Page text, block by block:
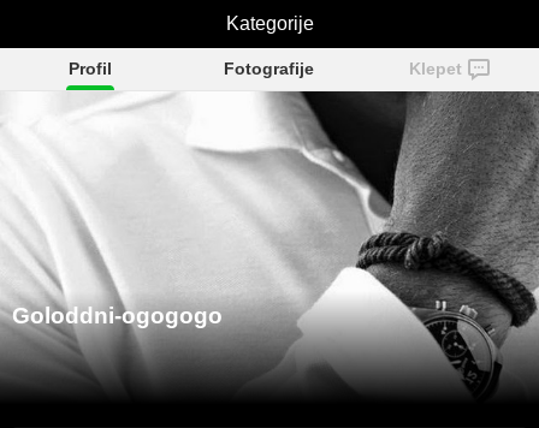
Goloddni-ogogogo
Profil Fotografije Klepet
Goloddni-ogogogo
Kategorije